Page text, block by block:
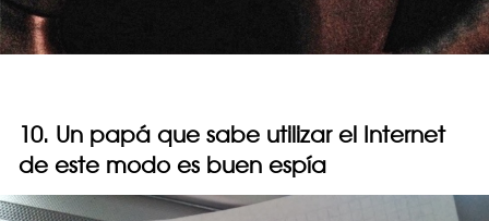
10. Un papá que sabe utilizar el Internet
de este modo es buen espía